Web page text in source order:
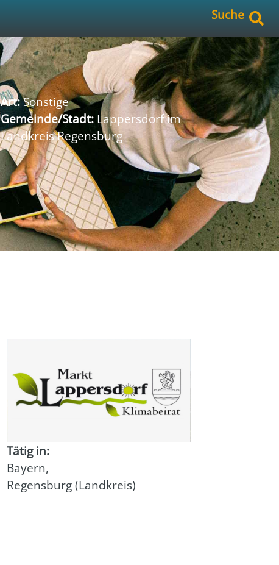
Suche
Art:Sonstige
Gemeinde/Stadt: Lappersdorf im
Landkreis Regensburg
Tätig in:
Bayern,
Regensburg (Landkreis)